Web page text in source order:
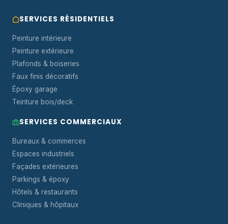
SERVICES RÉSIDENTIELS
Peinture intérieure
Peinture extérieure
Plafonds & boiseries
Faux finis décoratifs
Époxy garage
Teinture bois/deck
SERVICES COMMERCIAUX
Bureaux & commerces
Espaces industriels
Façades extérieures
Parkings & époxy
Hôtels & restaurants
Cliniques & hôpitaux